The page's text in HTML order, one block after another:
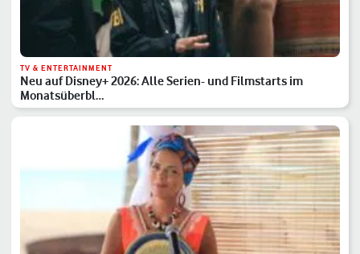
TV & ENTERTAINMENT
Neu auf Disney+ 2026: Alle Serien- und Filmstarts im
Monatsüberbl…